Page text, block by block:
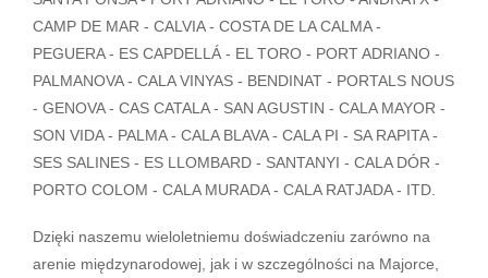
CAMP DE MAR - CALVIA - COSTA DE LA CALMA -
PEGUERA - ES CAPDELLÁ - EL TORO - PORT ADRIANO -
PALMANOVA - CALA VINYAS - BENDINAT - PORTALS NOUS
- GENOVA - CAS CATALA - SAN AGUSTIN - CALA MAYOR -
SON VIDA - PALMA - CALA BLAVA - CALA PI - SA RAPITA -
SES SALINES - ES LLOMBARD - SANTANYI - CALA DÓR -
PORTO COLOM - CALA MURADA - CALA RATJADA - ITD.
Dzięki naszemu wieloletniemu doświadczeniu zarówno na
arenie międzynarodowej, jak i w szczególności na Majorce,